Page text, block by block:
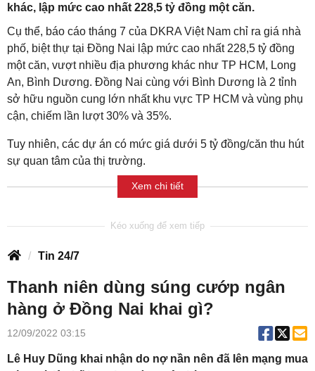
khác, lập mức cao nhất 228,5 tỷ đồng một căn.
Cụ thể, báo cáo tháng 7 của DKRA Việt Nam chỉ ra giá nhà
phố, biệt thự tại Đồng Nai lập mức cao nhất 228,5 tỷ đồng
một căn, vượt nhiều địa phương khác như TP HCM, Long
An, Bình Dương. Đồng Nai cùng với Bình Dương là 2 tỉnh
sở hữu nguồn cung lớn nhất khu vực TP HCM và vùng phụ
cận, chiếm lần lượt 30% và 35%.
Tuy nhiên, các dự án có mức giá dưới 5 tỷ đồng/căn thu hút
sự quan tâm của thị trường.
Xem chi tiết
Tin 24/7
Thanh niên dùng súng cướp ngân
hàng ở Đồng Nai khai gì?
12/09/2022 03:15
Lê Huy Dũng khai nhận do nợ nần nên đã lên mạng mua